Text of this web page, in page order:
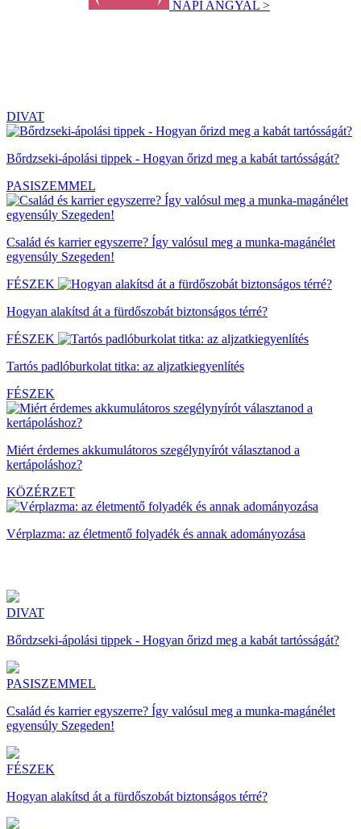
NAPI ANGYAL >
DIVAT
Bőrdzseki-ápolási tippek - Hogyan őrizd meg a kabát tartósságát?
PASISZEMMEL
Család és karrier egyszerre? Így valósul meg a munka-magánélet
egyensúly Szegeden!
FÉSZEK
Hogyan alakítsd át a fürdőszobát biztonságos térré?
FÉSZEK
Tartós padlóburkolat titka: az aljzatkiegyenlítés
FÉSZEK
Miért érdemes akkumulátoros szegélynyírót választanod a
kertápoláshoz?
KÖZÉRZET
Vérplazma: az életmentő folyadék és annak adományozása
DIVAT
Bőrdzseki-ápolási tippek - Hogyan őrizd meg a kabát tartósságát?
PASISZEMMEL
Család és karrier egyszerre? Így valósul meg a munka-magánélet
egyensúly Szegeden!
FÉSZEK
Hogyan alakítsd át a fürdőszobát biztonságos térré?